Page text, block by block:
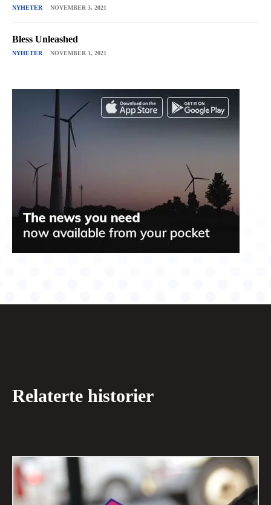
NYHETER NOVEMBER 3, 2021
Bless Unleashed
NYHETER NOVEMBER 1, 2021
Relaterte historier